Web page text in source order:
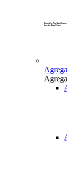
Created by Yogi Aprelliyanto
from the Noun Project